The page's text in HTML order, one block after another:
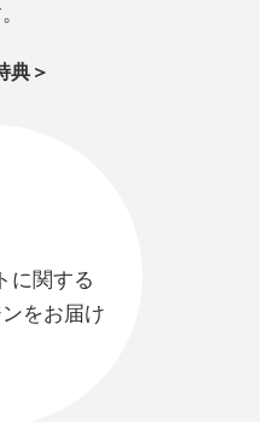
典＞
に関する
をお届け